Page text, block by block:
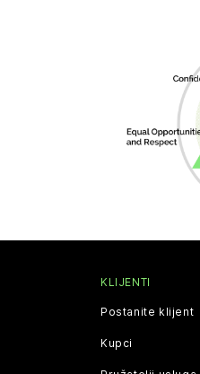
KLIJENTI
Postanite klijent
Kupci